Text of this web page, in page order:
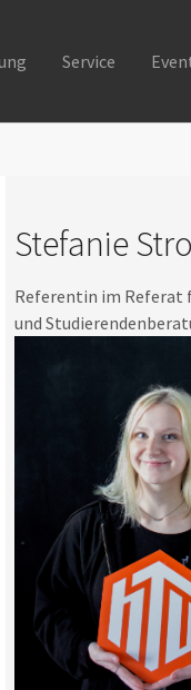
Service
Stefanie
Referentin im Referat
und